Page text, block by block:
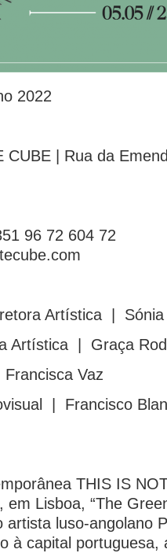
2022
CUBE | Rua da
96 72 604 72
Artística | Sónia
Artística | Graça
Vaz
| Francisco
THIS IS
Lisboa, “The
artista luso-angolano
à capital portuguesa,